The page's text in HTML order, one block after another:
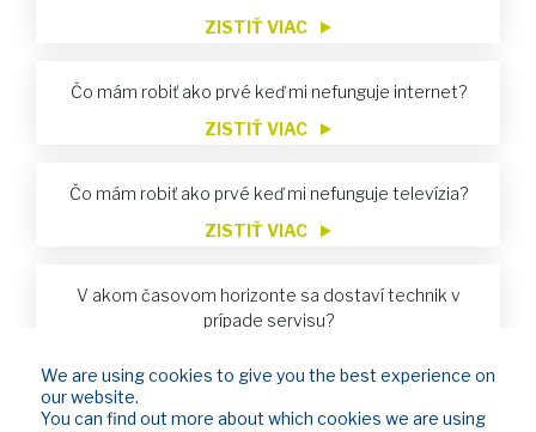
ZISTIŤ VIAC
Čo mám robiť ako prvé keď mi nefunguje internet?
ZISTIŤ VIAC
Čo mám robiť ako prvé keď mi nefunguje televízia?
ZISTIŤ VIAC
V akom časovom horizonte sa dostaví technik v
prípade servisu?
Nevyhnutné údaje pre vykonávanie úhrad za služby
We are using cookies to give you the best experience on
our website.
You can find out more about which cookies we are using